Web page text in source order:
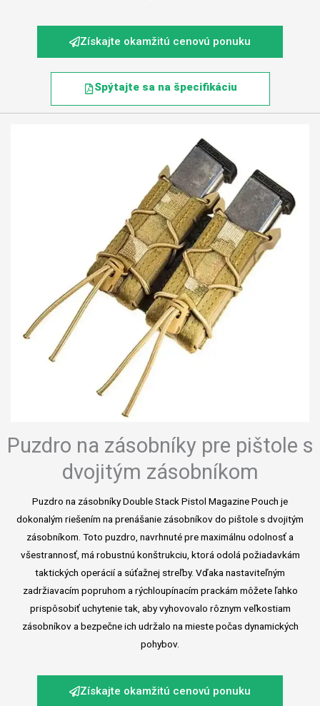
Získajte okamžitú cenovú ponuku
Spýtajte sa na špecifikáciu
Puzdro na zásobníky pre pištole s
dvojitým zásobníkom
Puzdro na zásobníky Double Stack Pistol Magazine Pouch je
dokonalým riešením na prenášanie zásobníkov do pištole s dvojitým
zásobníkom. Toto puzdro, navrhnuté pre maximálnu odolnosť a
všestrannosť, má robustnú konštrukciu, ktorá odolá požiadavkám
taktických operácií a súťažnej streľby. Vďaka nastaviteľným
zadržiavacím popruhom a rýchloupínacím prackám môžete ľahko
prispôsobiť uchytenie tak, aby vyhovovalo rôznym veľkostiam
zásobníkov a bezpečne ich udržalo na mieste počas dynamických
pohybov.
Získajte okamžitú cenovú ponuku